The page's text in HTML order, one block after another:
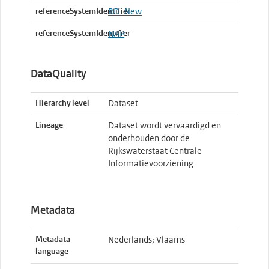
referenceSystemIdentifier
RD_New
referenceSystemIdentifier
NAP
DataQuality
Hierarchy level Dataset
Lineage
Dataset wordt vervaardigd en
onderhouden door de
Rijkswaterstaat Centrale
Informatievoorziening.
Metadata
Metadata
language
Nederlands; Vlaams